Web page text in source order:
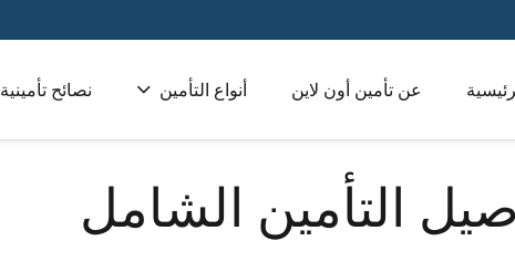
عن تأمين أون لاين أنواع التأمين نصائح تأمينية
التأمين الشامل